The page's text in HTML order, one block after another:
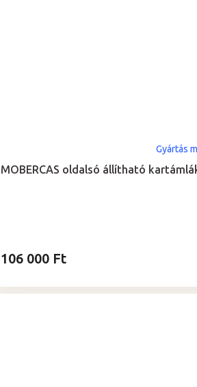
MOBERCAS oldalsó állítható
Gyártás
106 000 Ft